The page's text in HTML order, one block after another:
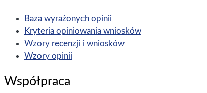
Baza wyrażonych opinii
Kryteria opiniowania wniosków
Wzory recenzji i wniosków
Wzory opinii
Współpraca